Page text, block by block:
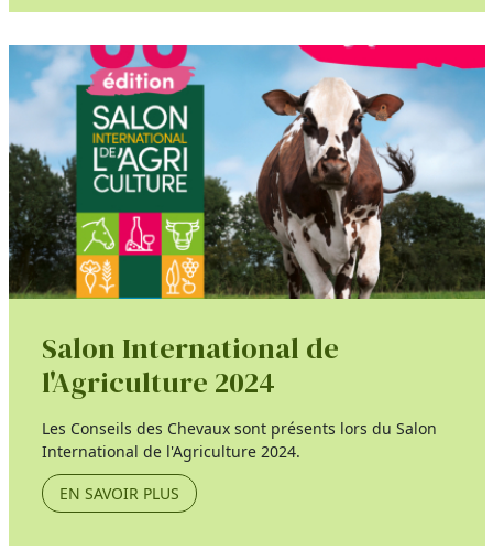
Salon International de
l'Agriculture 2024
Les Conseils des Chevaux sont présents lors du Salon
International de l'Agriculture 2024.
EN SAVOIR PLUS